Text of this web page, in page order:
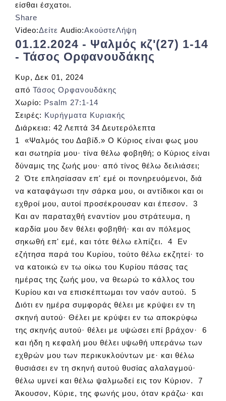
είσθαι έσχατοι.
Share
Video:Δείτε Audio:ΑκούστεΛήψη
01.12.2024 - Ψαλμός κζ'(27) 1-14
- Τάσος Ορφανουδάκης
Κυρ, Δεκ 01, 2024
από Τάσος Ορφανουδάκης
Χωρίο: Psalm 27:1-14
Σειρές: Κυρήγματα Κυριακής
Διάρκεια: 42 Λεπτά 34 Δευτερόλεπτα
1 «Ψαλμός του Δαβίδ.» Ο Κύριος είναι φως μου
και σωτηρία μου· τίνα θέλω φοβηθή; ο Κύριος είναι
δύναμις της ζωής μου· από τίνος θέλω δειλιάσει;
2 Ότε επλησίασαν επ' εμέ οι πονηρευόμενοι, διά
να καταφάγωσι την σάρκα μου, οι αντίδικοι και οι
εχθροί μου, αυτοί προσέκρουσαν και έπεσον. 3
Και αν παραταχθή εναντίον μου στράτευμα, η
καρδία μου δεν θέλει φοβηθή· και αν πόλεμος
σηκωθή επ' εμέ, και τότε θέλω ελπίζει. 4 Εν
εζήτησα παρά του Κυρίου, τούτο θέλω εκζητεί· το
να κατοικώ εν τω οίκω του Κυρίου πάσας τας
ημέρας της ζωής μου, να θεωρώ το κάλλος του
Κυρίου και να επισκέπτωμαι τον ναόν αυτού. 5
Διότι εν ημέρα συμφοράς θέλει με κρύψει εν τη
σκηνή αυτού· Θέλει με κρύψει εν τω αποκρύφω
της σκηνής αυτού· θέλει με υψώσει επί βράχον· 6
και ήδη η κεφαλή μου θέλει υψωθή υπεράνω των
εχθρών μου των περικυκλούντων με· και θέλω
θυσιάσει εν τη σκηνή αυτού θυσίας αλαλαγμού·
θέλω υμνεί και θέλω ψαλμωδεί εις τον Κύριον. 7
Άκουσον, Κύριε, της φωνής μου, όταν κράζω· και